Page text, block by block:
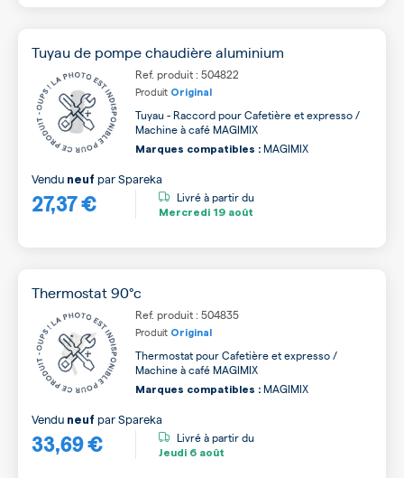
Tuyau de pompe chaudière aluminium
Ref. produit : 504822
Produit Original
Tuyau - Raccord pour Cafetière et expresso /
Machine à café MAGIMIX
Marques compatibles : MAGIMIX
27,37 €
Vendu neuf parSpareka
Livré à partir du
Mercredi 19 août
Thermostat 90°c
Ref. produit : 504835
Produit Original
Thermostat pour Cafetière et expresso /
Machine à café MAGIMIX
Marques compatibles : MAGIMIX
33,69 €
Vendu neuf parSpareka
Livré à partir du
Jeudi 6 août